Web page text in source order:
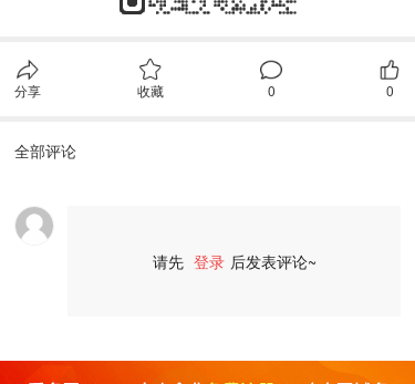
分享 收藏 0 0
全部评论
请先 登录 后发表评论~